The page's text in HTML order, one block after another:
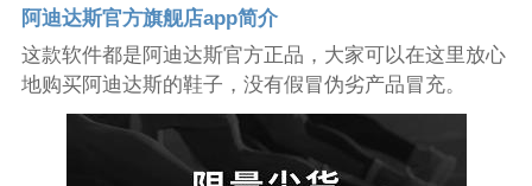
阿迪达斯官方旗舰店app简介
这款软件都是阿迪达斯官方正品，大家可以在这里放心
地购买阿迪达斯的鞋子，没有假冒伪劣产品冒充。